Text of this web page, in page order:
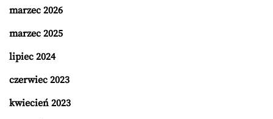
marzec 2026
marzec 2025
lipiec 2024
czerwiec 2023
kwiecień 2023